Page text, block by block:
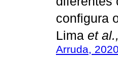
configura
Lima et al.,
Arruda, 2020